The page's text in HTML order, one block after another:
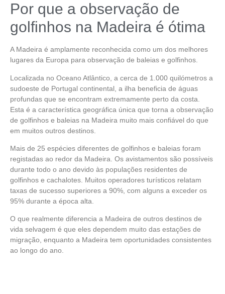
Por que a observação de
golfinhos na Madeira é ótima
A Madeira é amplamente reconhecida como um dos melhores
lugares da Europa para observação de baleias e golfinhos.
Localizada no Oceano Atlântico, a cerca de 1.000 quilómetros a
sudoeste de Portugal continental, a ilha beneficia de águas
profundas que se encontram extremamente perto da costa.
Esta é a característica geográfica única que torna a observação
de golfinhos e baleias na Madeira muito mais confiável do que
em muitos outros destinos.
Mais de 25 espécies diferentes de golfinhos e baleias foram
registadas ao redor da Madeira. Os avistamentos são possíveis
durante todo o ano devido às populações residentes de
golfinhos e cachalotes. Muitos operadores turísticos relatam
taxas de sucesso superiores a 90% , com alguns a exceder os
95% durante a época alta.
O que realmente diferencia a Madeira de outros destinos de
vida selvagem é que eles dependem muito das estações de
migração, enquanto a Madeira tem oportunidades consistentes
ao longo do ano.